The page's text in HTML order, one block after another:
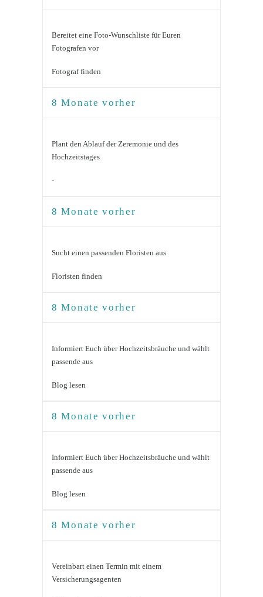
Bereitet eine Foto-Wunschliste für Euren
Fotografen vor
Fotograf finden
8 Monate vorher
Plant den Ablauf der Zeremonie und des
Hochzeitstages
-
8 Monate vorher
Sucht einen passenden Floristen aus
Floristen finden
8 Monate vorher
Informiert Euch über Hochzeitsbräuche und wählt
passende aus
Blog lesen
8 Monate vorher
Informiert Euch über Hochzeitsbräuche und wählt
passende aus
Blog lesen
8 Monate vorher
Vereinbart einen Termin mit einem
Versicherungsagenten